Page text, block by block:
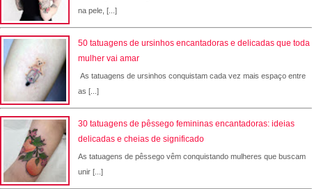
na pele, [...]
50 tatuagens de ursinhos encantadoras e delicadas que toda
mulher vai amar
As tatuagens de ursinhos conquistam cada vez mais espaço entre
as [...]
30 tatuagens de pêssego femininas encantadoras: ideias
delicadas e cheias de significado
As tatuagens de pêssego vêm conquistando mulheres que buscam
unir [...]